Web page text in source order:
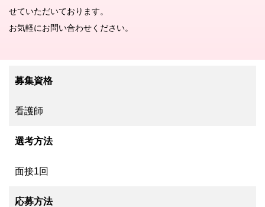
せていただいております。
お気軽にお問い合わせください。
募集資格
看護師
選考方法
面接1回
応募方法